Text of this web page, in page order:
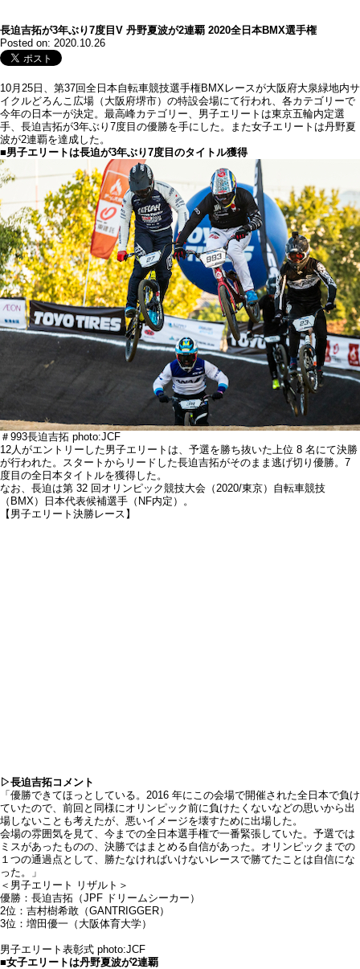
長迫吉拓が3年ぶり7度目V 丹野夏波が2連覇 2020全日本BMX選手権
Posted on: 2020.10.26
10月25日、第37回全日本自転車競技選手権BMXレースが大阪府大泉緑地内サ
イクルどろんこ広場（大阪府堺市）の特設会場にて行われ、各カテゴリーで
今年の日本一が決定。最高峰カテゴリー、男子エリートは東京五輪内定選
手、長迫吉拓が3年ぶり7度目の優勝を手にした。また女子エリートは丹野夏
波が2連覇を達成した。
■男子エリートは長迫が3年ぶり7度目のタイトル獲得
＃993長迫吉拓 photo:JCF
12人がエントリーした男子エリートは、予選を勝ち抜いた上位 8 名にて決勝
が行われた。スタートからリードした長迫吉拓がそのまま逃げ切り優勝。7
度目の全日本タイトルを獲得した。
なお、長迫は第 32 回オリンピック競技大会（2020/東京）自転車競技
（BMX）日本代表候補選手（NF内定）。
【男子エリート決勝レース】
▷長迫吉拓コメント
「優勝できてほっとしている。2016 年にこの会場で開催された全日本で負け
ていたので、前回と同様にオリンピック前に負けたくないなどの思いから出
場しないことも考えたが、悪いイメージを壊すために出場した。
会場の雰囲気を見て、今までの全日本選手権で一番緊張していた。予選では
ミスがあったものの、決勝ではまとめる自信があった。オリンピックまでの
１つの通過点として、勝たなければいけないレースで勝てたことは自信にな
った。」
＜男子エリート リザルト＞
優勝：長迫吉拓（JPF ドリームシーカー）
2位：吉村樹希敢（GANTRIGGER）
3位：増田優一（大阪体育大学）
男子エリート表彰式 photo:JCF
■女子エリートは丹野夏波が2連覇